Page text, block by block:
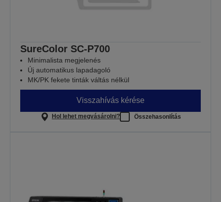
SureColor SC-P700
Minimalista megjelenés
Új automatikus lapadagoló
MK/PK fekete tinták váltás nélkül
Visszahívás kérése
Hol lehet megvásárolni? Összehasonlítás